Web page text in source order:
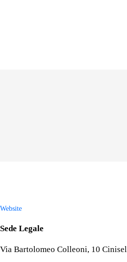
Website
Sede Legale
Via Bartolomeo Colleoni, 10